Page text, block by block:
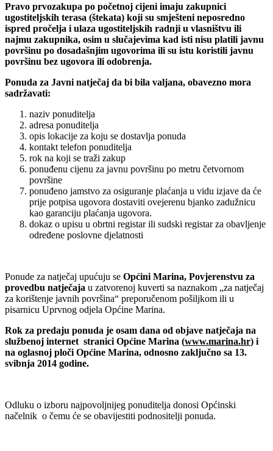
Pravo prvozakupa po početnoj cijeni imaju zakupnici
ugostiteljskih terasa (štekata) koji su smješteni neposredno
ispred pročelja i ulaza ugostiteljskih radnji u vlasništvu ili
najmu zakupnika, osim u slučajevima kad isti nisu platili javnu
površinu po dosadašnjim ugovorima ili su istu koristili javnu
površinu bez ugovora ili odobrenja.
Ponuda za Javni natječaj da bi bila valjana, obavezno mora
sadržavati:
naziv ponuditelja
adresa ponuditelja
opis lokacije za koju se dostavlja ponuda
kontakt telefon ponuditelja
rok na koji se traži zakup
ponuđenu cijenu za javnu površinu po metru četvornom
površine
ponuđeno jamstvo za osiguranje plaćanja u vidu izjave da će
prije potpisa ugovora dostaviti ovejerenu bjanko zadužnicu
kao garanciju plaćanja ugovora.
dokaz o upisu u obrtni registar ili sudski registar za obavljenje
određene poslovne djelatnosti
Ponude za natječaj upućuju se Općini Marina, Povjerenstvu za
provedbu natječaja u zatvorenoj kuverti sa naznakom „za natječaj
za korištenje javnih površina“ preporučenom pošiljkom ili u
pisarnicu Uprvnog odjela Općine Marina.
Rok za predaju ponuda je osam dana od objave natječaja na
službenoj internet stranici Općine Marina (www.marina.hr) i
na oglasnoj ploči Općine Marina, odnosno zaključno sa 13.
svibnja 2014 godine.
Odluku o izboru najpovoljnijeg ponuditelja donosi Općinski
načelnik o čemu će se obavijestiti podnositelji ponuda.